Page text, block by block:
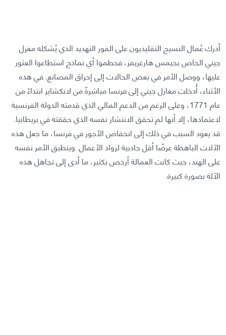
أدرك عُمال النسيج التقليديون على الفور التهديد الذي يُشكله مغزل
جيني الخاص بجيمس هارغريفز، فحطموا أي نماذج استطاعوا العثور
عليها، ووصل الأمر في بعض الحالات إلى إحراق المصانع. في هذه
الأثناء، أُدخلت مغازل جيني إلى فرنسا مباشرةً من لانكشاير ابتداءً من
عام 1771، وعلى الرغم من الدعم المالي الذي قدمته الدولة الفرنسية
لاعتمادها، إلا أنها لم تحقق الانتشار نفسه الذي حققته في بريطانيا.
قد يعود السبب في ذلك إلى انخفاض الأجور في فرنسا، ما جعل هذه
الآلات الباهظة عرضًا أقل جاذبية لرواد الأعمال. وينطبق الأمر نفسه
على الهند، حيث كانت العمالة أرخص بكثير، ما أدى إلى تجاهل هذه
الآلة بصورة كبيرة.